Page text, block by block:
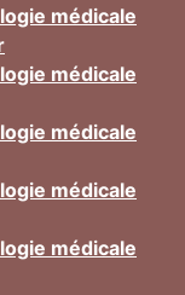
médicale
médicale
médicale
médicale
médicale